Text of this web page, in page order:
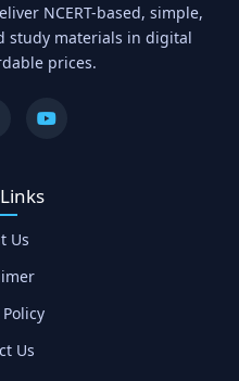
NCERT-based, simple,
study materials in digital
prices.
Us
Us